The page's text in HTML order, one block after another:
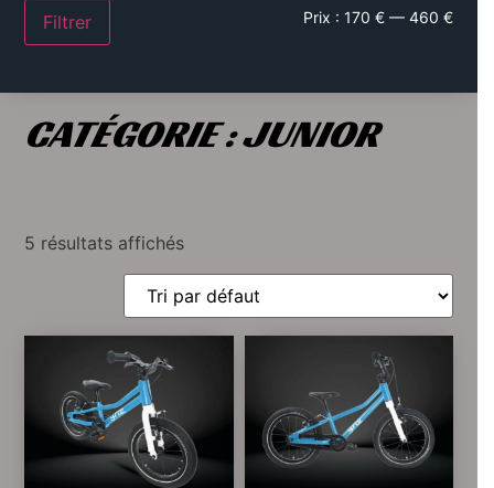
Filtrer Prix :170 € —460 €
CATÉGORIE : JUNIOR
5 résultats affichés